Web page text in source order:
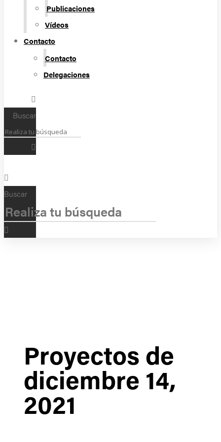
Publicaciones
Vídeos
Contacto
Contacto
Delegaciones
Buscar
Buscar
Proyectos de
diciembre 14,
2021